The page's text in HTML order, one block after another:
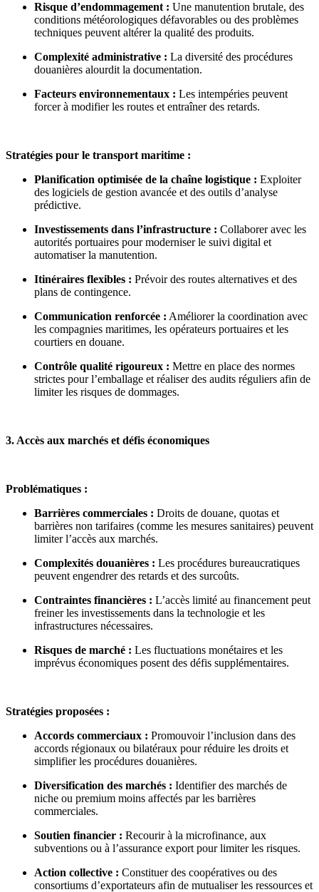
Risque d’endommagement : Une manutention brutale, des
conditions météorologiques défavorables ou des problèmes
techniques peuvent altérer la qualité des produits.
Complexité administrative : La diversité des procédures
douanières alourdit la documentation.
Facteurs environnementaux : Les intempéries peuvent
forcer à modifier les routes et entraîner des retards.
Stratégies pour le transport maritime :
Planification optimisée de la chaîne logistique : Exploiter
des logiciels de gestion avancée et des outils d’analyse
prédictive.
Investissements dans l’infrastructure : Collaborer avec les
autorités portuaires pour moderniser le suivi digital et
automatiser la manutention.
Itinéraires flexibles : Prévoir des routes alternatives et des
plans de contingence.
Communication renforcée : Améliorer la coordination avec
les compagnies maritimes, les opérateurs portuaires et les
courtiers en douane.
Contrôle qualité rigoureux : Mettre en place des normes
strictes pour l’emballage et réaliser des audits réguliers afin de
limiter les risques de dommages.
3. Accès aux marchés et défis économiques
Problématiques :
Barrières commerciales : Droits de douane, quotas et
barrières non tarifaires (comme les mesures sanitaires) peuvent
limiter l’accès aux marchés.
Complexités douanières : Les procédures bureaucratiques
peuvent engendrer des retards et des surcoûts.
Contraintes financières : L’accès limité au financement peut
freiner les investissements dans la technologie et les
infrastructures nécessaires.
Risques de marché : Les fluctuations monétaires et les
imprévus économiques posent des défis supplémentaires.
Stratégies proposées :
Accords commerciaux : Promouvoir l’inclusion dans des
accords régionaux ou bilatéraux pour réduire les droits et
simplifier les procédures douanières.
Diversification des marchés : Identifier des marchés de
niche ou premium moins affectés par les barrières
commerciales.
Soutien financier : Recourir à la microfinance, aux
subventions ou à l’assurance export pour limiter les risques.
Action collective : Constituer des coopératives ou des
consortiums d’exportateurs afin de mutualiser les ressources et